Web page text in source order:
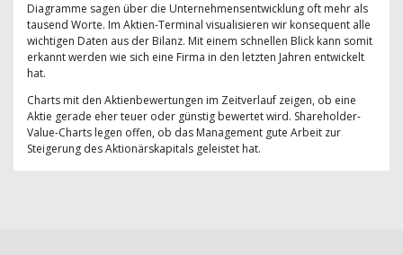
Diagramme sagen über die Unternehmensentwicklung oft mehr als
tausend Worte. Im Aktien-Terminal visualisieren wir konsequent alle
wichtigen Daten aus der Bilanz. Mit einem schnellen Blick kann somit
erkannt werden wie sich eine Firma in den letzten Jahren entwickelt
hat.
Charts mit den Aktienbewertungen im Zeitverlauf zeigen, ob eine
Aktie gerade eher teuer oder günstig bewertet wird. Shareholder-
Value-Charts legen offen, ob das Management gute Arbeit zur
Steigerung des Aktionärskapitals geleistet hat.